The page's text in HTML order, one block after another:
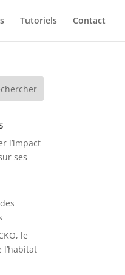
Tutoriels Contact
l’impact
ses
le
l’habitat